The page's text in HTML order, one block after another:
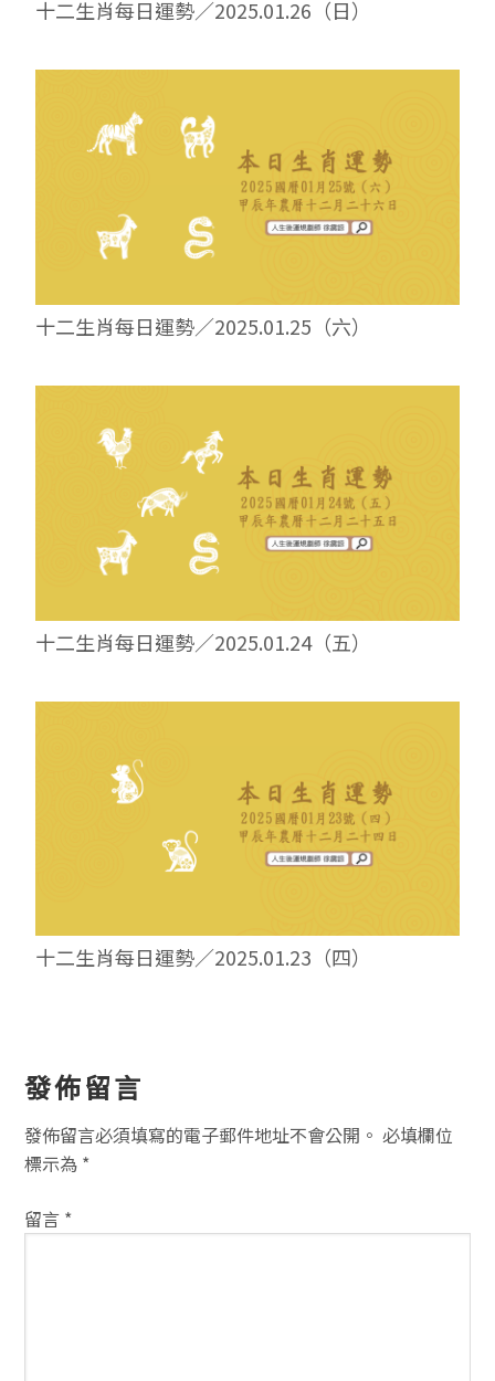
十二生肖每日運勢／2025.01.26（日）
十二生肖每日運勢／2025.01.25（六）
十二生肖每日運勢／2025.01.24（五）
十二生肖每日運勢／2025.01.23（四）
讀
者
互
動
方
發佈留言
發佈留言必須填寫的電子郵件地址不會公開。 必填欄位
標示為 *
留言 *